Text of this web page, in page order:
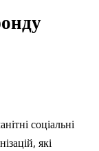
соціальні
які